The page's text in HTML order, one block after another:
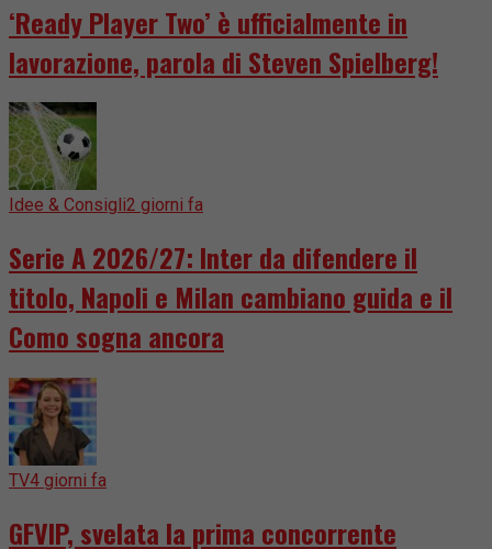
‘Ready Player Two’ è ufficialmente in
lavorazione, parola di Steven Spielberg!
Idee & Consigli2 giorni fa
Serie A 2026/27: Inter da difendere il
titolo, Napoli e Milan cambiano guida e il
Como sogna ancora
TV4 giorni fa
GFVIP, svelata la prima concorrente